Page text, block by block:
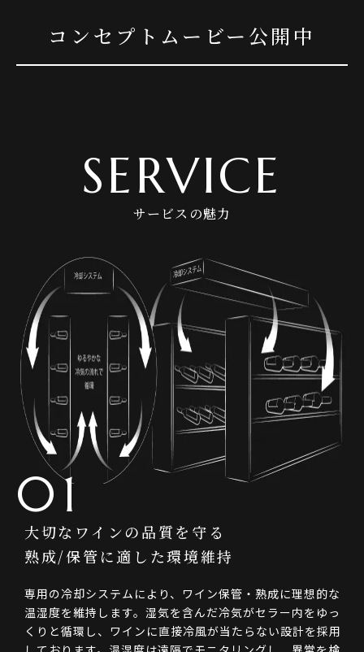
コンセプトムービー公開中
SERVICE
サービスの魅力
01
大切なワインの品質を守る
熟成/保管に適した環境維持
専用の冷却システムにより、ワイン保管・熟成に理想的な
温湿度を維持します。湿気を含んだ冷気がセラー内をゆっ
くりと循環し、ワインに直接冷風が当たらない設計を採用